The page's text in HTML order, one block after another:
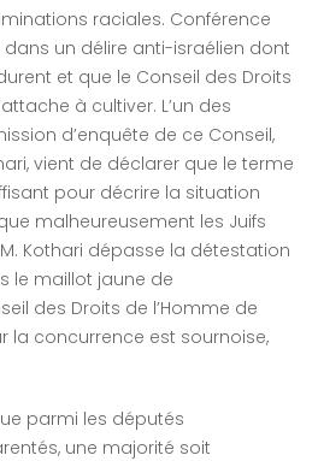
raciales. Conférence
un délire anti-israélien dont
et que le Conseil des Droits
à cultiver. L’un des
d’enquête de ce Conseil,
vient de déclarer que le terme
pour décrire la situation
malheureusement les Juifs
Kothari dépasse la détestation
le maillot jaune de
des Droits de l’Homme de
la concurrence est sournoise,
parmi les députés
une majorité soit